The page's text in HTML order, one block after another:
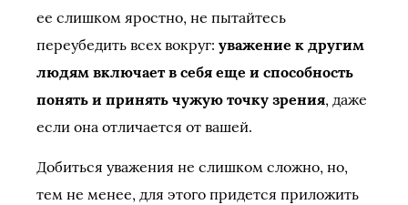
ее слишком яростно, не пытайтесь
переубедить всех вокруг: уважение к другим
людям включает в себя еще и способность
понять и принять чужую точку зрения, даже
если она отличается от вашей.
Добиться уважения не слишком сложно, но,
тем не менее, для этого придется приложить